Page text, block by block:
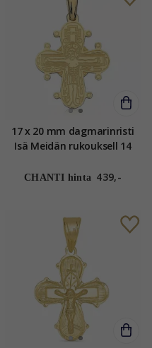
17 x 20 mm dagmarinristi
Isä Meidän rukouksell 14
CHANTI hinta 439,-